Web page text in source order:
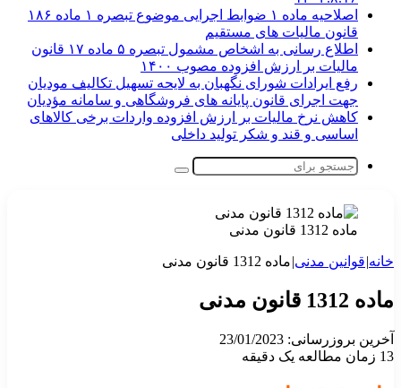
اصلاحیه ماده ۱ ضوابط اجرایی موضوع تبصره ۱ ماده ۱۸۶
قانون مالیات های مستقیم
اطلاع رسانی به اشخاص مشمول تبصره ۵ ماده ۱۷ قانون
مالیات بر ارزش افزوده مصوب ۱۴۰۰
رفع ایرادات شورای نگهبان به لایحه تسهیل تکالیف مودیان
جهت اجرای قانون پایانه های فروشگاهی و سامانه مؤدیان
کاهش نرخ مالیات بر ارزش افزوده واردات برخی کالاهای
اساسی و قند و شکر تولید داخلی
جستجو
ماده 1312 قانون مدنی
خانه|قوانین مدنی|ماده 1312 قانون مدنی
ماده 1312 قانون مدنی
آخرین بروزرسانی: 23/01/2023
13 زمان مطالعه یک دقیقه